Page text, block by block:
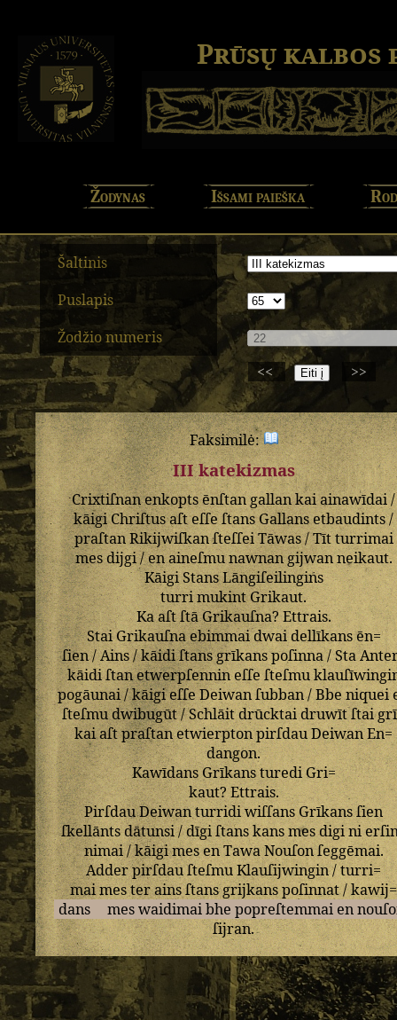
Prūsų kalbos
Žodynas Išsami paieška
Šaltinis
Puslapis
Žodžio numeris
<<
>>
Faksimilė:
III katekizmas
Crixtiſnanenkopts ēnſtangallankaiainawīdai/
kāigiChriſtusaſteſſeſtansGallansetbaudints/
praſtanRikijwiſkanſteſſeiTāwas/Tītturrimai
mesdijgi/enaineſmunawnangijwanneikaut.
KāigiStansLāngiſeilingins
turrimukintGrikaut.
KaaſtſtāGrikauſna?Ettrais.
StaiGrikauſnaebimmaidwaidellīkansēn=
ſien/Ains/kāidiſtansgrīkanspoſinna/Sta
kāidiſtanetwerpſennineſſe ſteſmu
pogāunai/kāigieſſeDeiwanſubban/Bbeniquei
ſteſmudwibugūt/Schlāitdrūcktai druwītſtai
kaiaſt praſtan etwierptonpirſdau DeiwanEn=
dangon.
KawīdansGrīkansturediGri=
kaut?Ettrais.
PirſdauDeiwanturridiwiſſans Grīkans ſien
ſkellāntsdātunsi/dīgiſtanskansmesdigini
nimai/kāigimesenTawaNouſonſeggēmai.
Adderpirſdauſteſmu Klauſijwingin/turri=
maimesterainsſtansgrijkans poſinnat/kawij=
dans
meswaidimaibhe popreſtemmai en
ſijran.